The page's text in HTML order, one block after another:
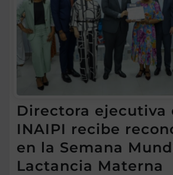
Directora ejecutiva
INAIPI recibe
en la Semana
Lactancia Materna